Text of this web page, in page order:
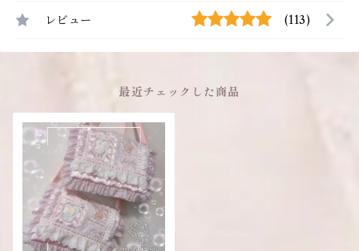
レビュー (113)
最近チェックした商品